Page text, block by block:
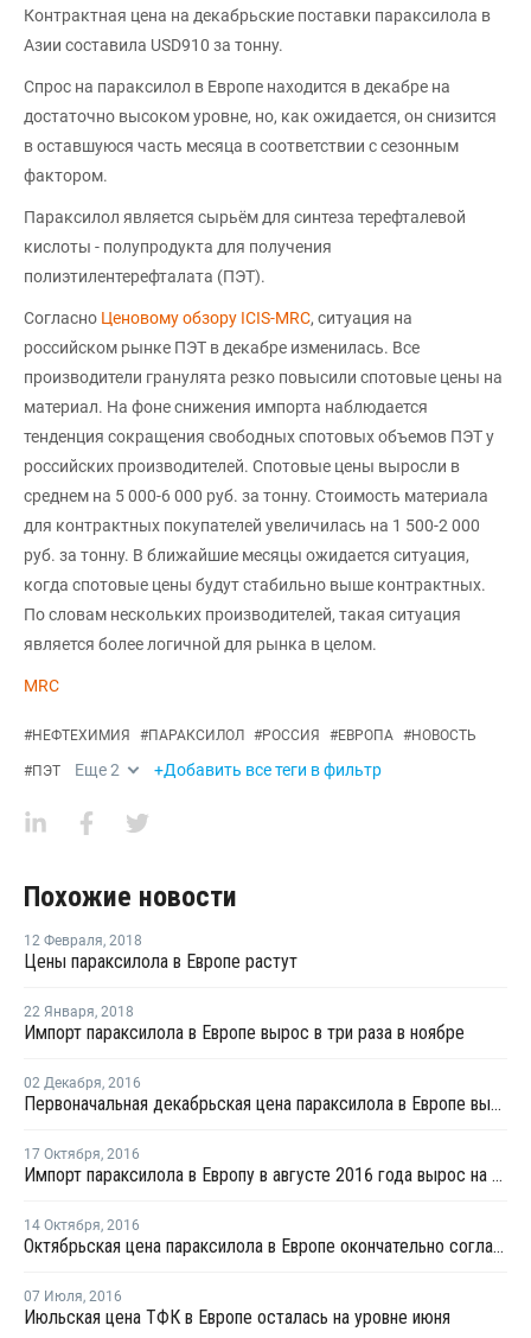
Контрактная цена на декабрьские поставки параксилола в
Азии составила USD910 за тонну.
Спрос на параксилол в Европе находится в декабре на
достаточно высоком уровне, но, как ожидается, он снизится
в оставшуюся часть месяца в соответствии с сезонным
фактором.
Параксилол является сырьём для синтеза терефталевой
кислоты - полупродукта для получения
полиэтилентерефталата (ПЭТ).
Согласно Ценовому обзору ICIS-MRC, ситуация на
российском рынке ПЭТ в декабре изменилась. Все
производители гранулята резко повысили спотовые цены на
материал. На фоне снижения импорта наблюдается
тенденция сокращения свободных спотовых объемов ПЭТ у
российских производителей. Спотовые цены выросли в
среднем на 5 000-6 000 руб. за тонну. Стоимость материала
для контрактных покупателей увеличилась на 1 500-2 000
руб. за тонну. В ближайшие месяцы ожидается ситуация,
когда спотовые цены будут стабильно выше контрактных.
По словам нескольких производителей, такая ситуация
является более логичной для рынка в целом.
MRC
#НЕФТЕХИМИЯ #ПАРАКСИЛОЛ #РОССИЯ #ЕВРОПА #НОВОСТЬ
#ПЭТ Еще2 +Добавить все теги в фильтр
Похожие новости
12 Февраля, 2018
Цены параксилола в Европе растут
22 Января, 2018
Импорт параксилола в Европе вырос в три раза в ноябре
02 Декабря, 2016
Первоначальная декабрьская цена параксилола в Европе выросла на EUR20
17 Октября, 2016
Импорт параксилола в Европу в августе 2016 года вырос на 61%
14 Октября, 2016
Октябрьская цена параксилола в Европе окончательно согласована в диапазоне EUR720-730 за тонну
07 Июля, 2016
Июльская цена ТФК в Европе осталась на уровне июня